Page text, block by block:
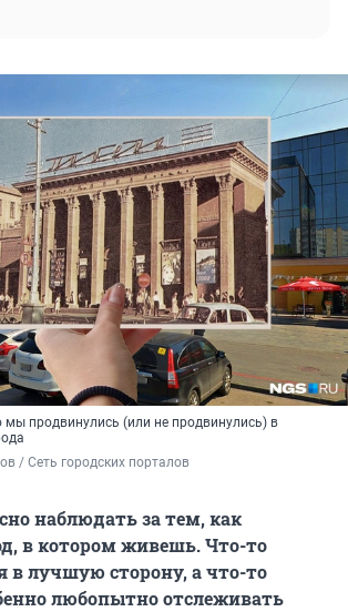
мы продвинулись (или не продвинулись) в
/ Сеть городских порталов
наблюдать за тем, как
в котором живешь. Что-то
в лучшую сторону, а что-то
любопытно отслеживать